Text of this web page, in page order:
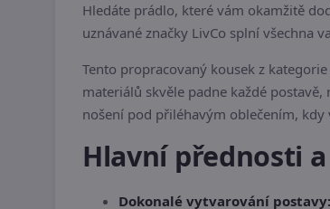
Hledáte prádlo, které vám okamžitě
uznávané značky LivCo splní všechna
Tento propracovaný kousek z
materiálů skvěle padne každé
nošení pod přiléhavým oblečením,
Hlavní přednosti
Dokonalé vytvarování postavy: